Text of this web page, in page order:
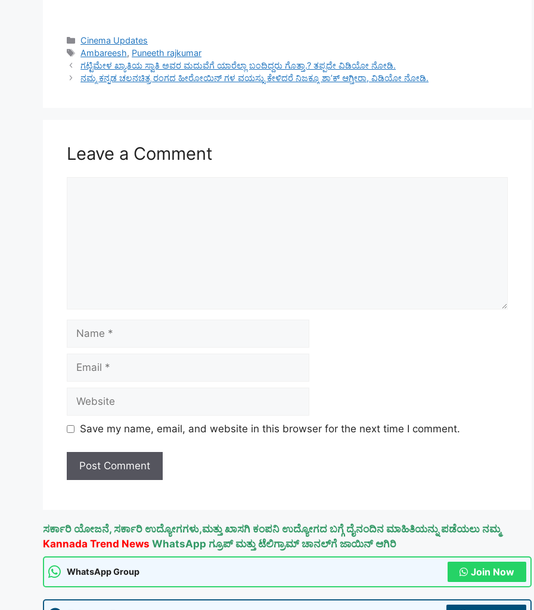
Categories
Cinema Updates
Tags
Ambareesh, Puneeth rajkumar
ಗಟ್ಟಿಮೇಳ ಖ್ಯಾತಿಯ ಸ್ವಾತಿ ಅವರ ಮದುವೆಗೆ ಯಾರೆಲ್ಲಾ ಬಂದಿದ್ದರು ಗೊತ್ತಾ.? ತಪ್ಪದೇ ವಿಡಿಯೋ ನೋಡಿ.
ನಮ್ಮ ಕನ್ನಡ ಚಲನಚಿತ್ರ ರಂಗದ ಹೀರೋಯಿನ್ ಗಳ ವಯಸ್ಸು ಕೇಳಿದರೆ ನಿಜಕ್ಕೂ ಶಾ’ಕ್ ಆಗ್ತೀರಾ, ವಿಡಿಯೋ ನೋಡಿ.
Leave a Comment
Name
Email
Website
Save my name, email, and website in this browser for the next time I comment.
ಸರ್ಕಾರಿ ಯೋಜನೆ, ಸರ್ಕಾರಿ ಉದ್ಯೋಗಗಳು,ಮತ್ತು ಖಾಸಗಿ ಕಂಪನಿ ಉದ್ಯೋಗದ ಬಗ್ಗೆ ದೈನಂದಿನ ಮಾಹಿತಿಯನ್ನು ಪಡೆಯಲು ನಮ್ಮ
Kannada Trend News WhatsApp ಗ್ರೂಪ್ ಮತ್ತು ಟೆಲಿಗ್ರಾಮ್ ಚಾನಲ್‌ಗೆ ಜಾಯಿನ್ ಆಗಿರಿ
WhatsApp Group Join Now